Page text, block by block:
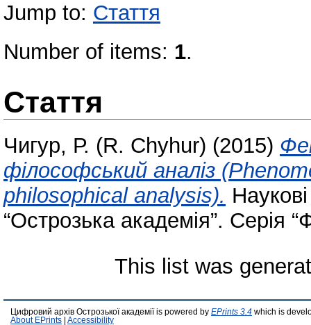
Jump to: Стаття
Number of items: 1.
Стаття
Чигур, Р. (R. Chyhur) (2015)
філософський аналіз
philosophical analysis).
“Острозька академія”. Серія
This list was
Цифровий архів Острозької академії is powered by EPrints 3.4 which is
About EPrints
Accessibility